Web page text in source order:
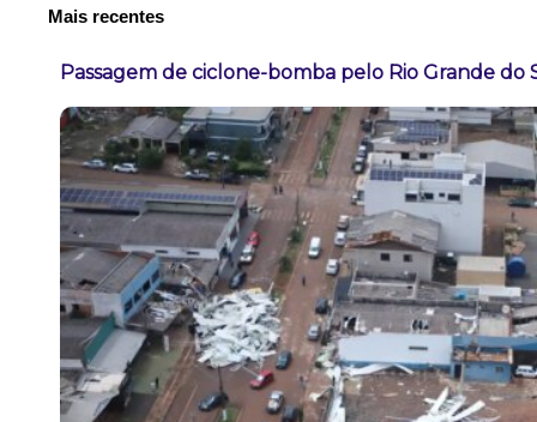
Mais recentes
Passagem de ciclone-bomba pelo Rio Grande